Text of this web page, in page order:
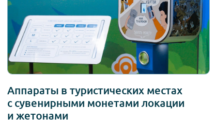
Аппараты в туристических местах
с сувенирными монетами локации
и жетонами